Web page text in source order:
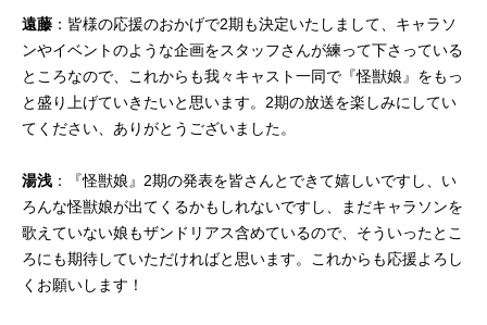
遠藤 ：皆様の応援のおかげで2期も決定いたしまして、キャラソ
ンやイベントのような企画をスタッフさんが練って下さっている
ところなので、これからも我々キャスト一同で『怪獣娘』をもっ
と盛り上げていきたいと思います。2期の放送を楽しみにしてい
てください、ありがとうございました。
湯浅 ：『怪獣娘』2期の発表を皆さんとできて嬉しいですし、い
ろんな怪獣娘が出てくるかもしれないですし、まだキャラソンを
歌えていない娘もザンドリアス含めているので、そういったとこ
ろにも期待していただければと思います。これからも応援よろし
くお願いします！